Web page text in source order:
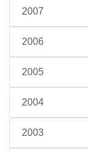
2007
2006
2005
2004
2003